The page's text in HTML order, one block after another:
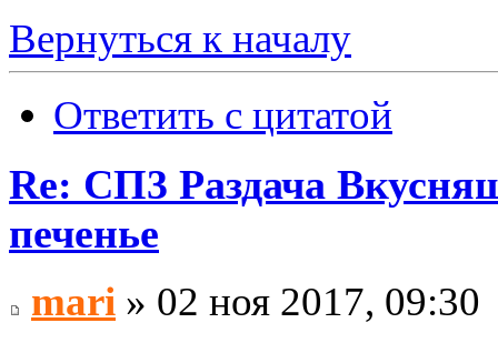
Вернуться к началу
Ответить с цитатой
Re: СП3 Раздача
печенье
mari » 02 ноя 2017, 09:30